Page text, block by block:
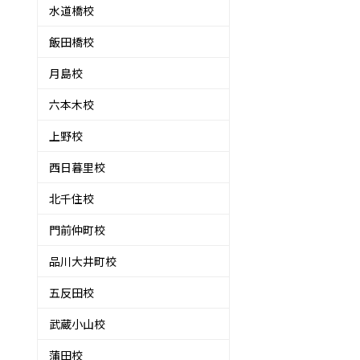
水道橋校
飯田橋校
月島校
六本木校
上野校
西日暮里校
北千住校
門前仲町校
品川大井町校
五反田校
武蔵小山校
蒲田校